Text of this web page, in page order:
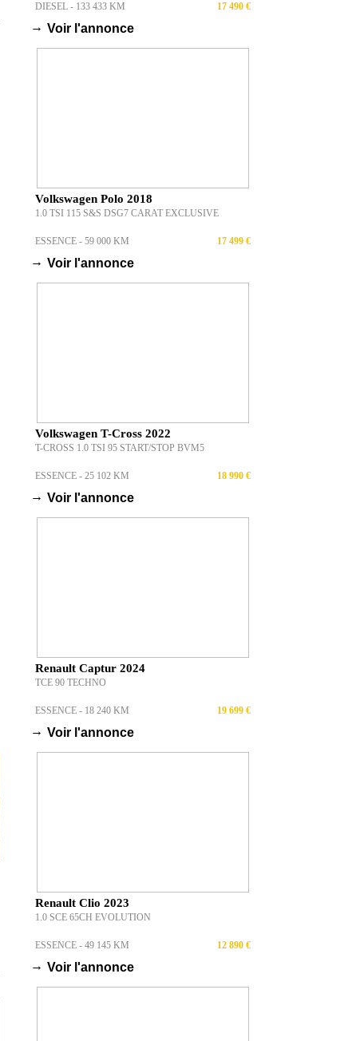
DIESEL - 133 433 KM 17 490 €
→ Voir l'annonce
Volkswagen Polo 2018
1.0 TSI 115 S&S DSG7 CARAT EXCLUSIVE
ESSENCE - 59 000 KM 17 499 €
→ Voir l'annonce
Volkswagen T-Cross 2022
T-CROSS 1.0 TSI 95 START/STOP BVM5
ESSENCE - 25 102 KM 18 990 €
→ Voir l'annonce
Renault Captur 2024
TCE 90 TECHNO
ESSENCE - 18 240 KM 19 699 €
→ Voir l'annonce
Renault Clio 2023
1.0 SCE 65CH EVOLUTION
ESSENCE - 49 145 KM 12 890 €
→ Voir l'annonce